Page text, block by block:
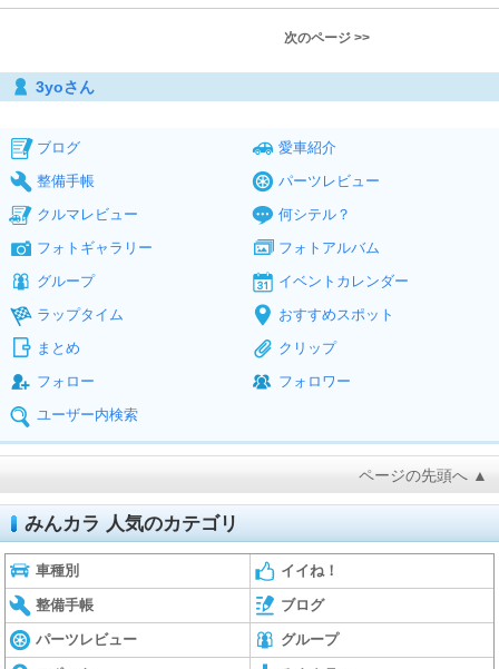
次のページ >>
3yoさん
ブログ
愛車紹介
整備手帳
パーツレビュー
クルマレビュー
何シテル？
フォトギャラリー
フォトアルバム
グループ
イベントカレンダー
ラップタイム
おすすめスポット
まとめ
クリップ
フォロー
フォロワー
ユーザー内検索
ページの先頭へ ▲
みんカラ 人気のカテゴリ
車種別 イイね！
整備手帳 ブログ
パーツレビュー グループ